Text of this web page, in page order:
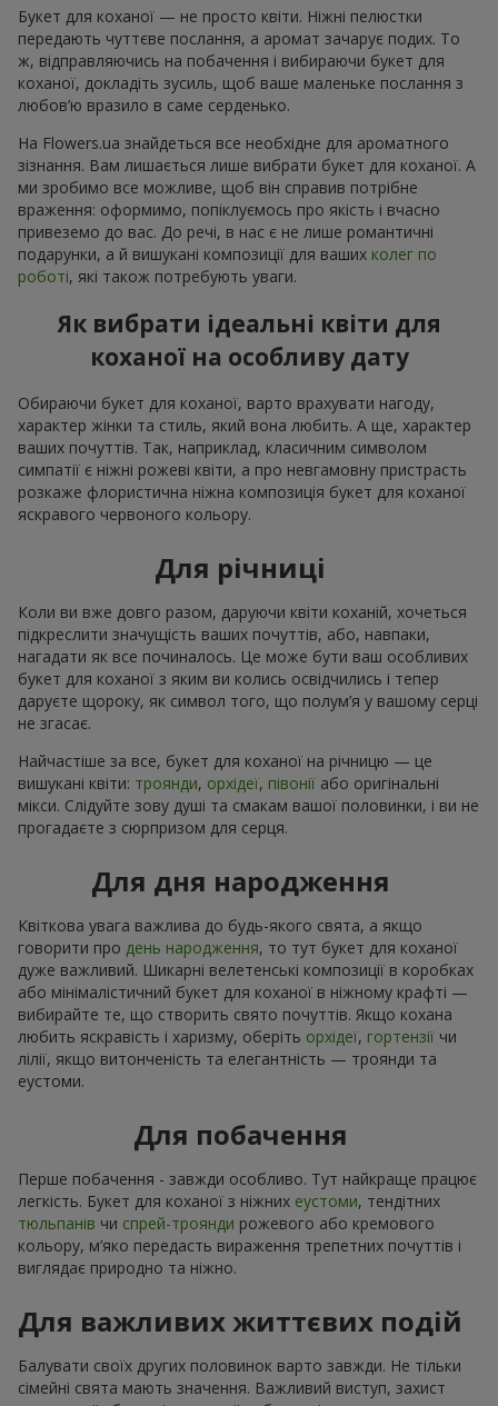
Букет для коханої — не просто квіти. Ніжні пелюстки
передають чуттєве послання, а аромат зачарує подих. То
ж, відправляючись на побачення і вибираючи букет для
коханої, докладіть зусиль, щоб ваше маленьке послання з
любов’ю вразило в саме серденько.
На Flowers.ua знайдеться все необхідне для ароматного
зізнання. Вам лишається лише вибрати букет для коханої. А
ми зробимо все можливе, щоб він справив потрібне
враження: оформимо, попіклуємось про якість і вчасно
привеземо до вас. До речі, в нас є не лише романтичні
подарунки, а й вишукані композиції для ваших колег по
роботі, які також потребують уваги.
Як вибрати ідеальні квіти для
коханої на особливу дату
Обираючи букет для коханої, варто врахувати нагоду,
характер жінки та стиль, який вона любить. А ще, характер
ваших почуттів. Так, наприклад, класичним символом
симпатії є ніжні рожеві квіти, а про невгамовну пристрасть
розкаже флористична ніжна композиція букет для коханої
яскравого червоного кольору.
Для річниці
Коли ви вже довго разом, даруючи квіти коханій, хочеться
підкреслити значущість ваших почуттів, або, навпаки,
нагадати як все починалось. Це може бути ваш особливих
букет для коханої з яким ви колись освідчились і тепер
даруєте щороку, як символ того, що полум’я у вашому серці
не згасає.
Найчастіше за все, букет для коханої на річницю — це
вишукані квіти: троянди, орхідеї, півонії або оригінальні
мікси. Слідуйте зову душі та смакам вашої половинки, і ви не
прогадаєте з сюрпризом для серця.
Для дня народження
Квіткова увага важлива до будь-якого свята, а якщо
говорити про день народження, то тут букет для коханої
дуже важливий. Шикарні велетенські композиції в коробках
або мінімалістичний букет для коханої в ніжному крафті —
вибирайте те, що створить свято почуттів. Якщо кохана
любить яскравість і харизму, оберіть орхідеї, гортензії чи
лілії, якщо витонченість та елегантність — троянди та
еустоми.
Для побачення
Перше побачення - завжди особливо. Тут найкраще працює
легкість. Букет для коханої з ніжних еустоми, тендітних
тюльпанів чи спрей-троянди рожевого або кремового
кольору, м’яко передасть вираження трепетних почуттів і
виглядає природно та ніжно.
Для важливих життєвих подій
Балувати своїх других половинок варто завжди. Не тільки
сімейні свята мають значення. Важливий виступ, захист